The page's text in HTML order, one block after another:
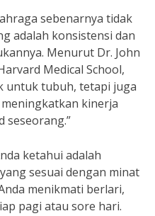
sebenarnya tidak
adalah konsistensi dan
Menurut Dr. John
Medical School,
untuk tubuh, tetapi juga
kinerja
seseorang.”
ketahui adalah
sesuai dengan minat
menikmati berlari,
pagi atau sore hari.